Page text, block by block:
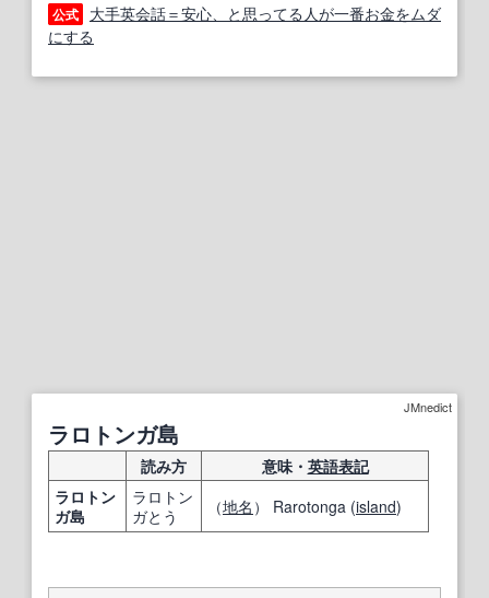
公式
大手英会話＝安心、と思ってる人が一番お金をムダ
にする
JMnedict
ラロトンガ島
読み方 意味・ 英語表記
ラロトン
ガ島
ラロトン
ガとう
（地名 ） Rarotonga (island)